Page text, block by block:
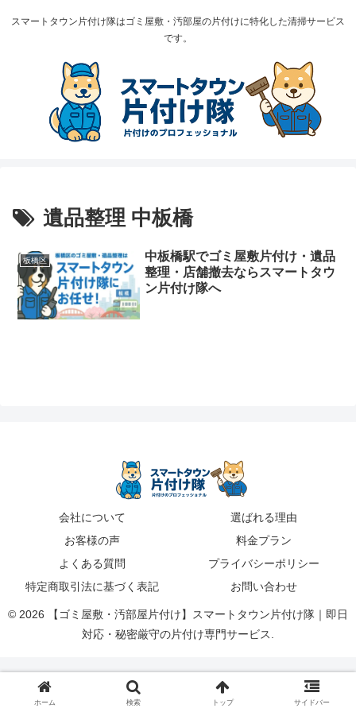
スマートタウン片付け隊はゴミ屋敷・汚部屋の片付けに特化した清掃サービス
です。
遺品整理 中板橋
板橋区
中板橋駅でゴミ屋敷片付け・遺品
整理・店舗撤去ならスマートタウ
ン片付け隊へ
会社について
選ばれる理由
お客様の声
料金プラン
よくある質問
プライバシーポリシー
特定商取引法に基づく表記
お問い合わせ
© 2026 【ゴミ屋敷・汚部屋片付け】スマートタウン片付け隊｜即日
対応・秘密厳守の片付け専門サービス.
ホーム 検索 トップ サイドバー